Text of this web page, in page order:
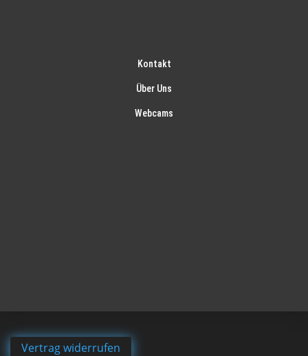
Kontakt
Über Uns
Webcams
Vertrag widerrufen